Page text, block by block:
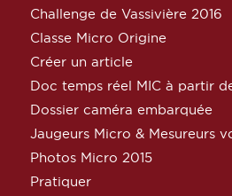
Challenge de Vassivière 2016
Classe Micro Origine
Créer un article
Doc temps réel MIC à partir
Dossier caméra embarquée
Jaugeurs Micro & Mesureurs
Photos Micro 2015
Pratiquer